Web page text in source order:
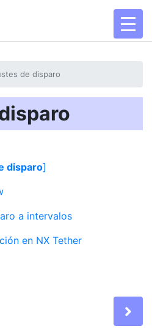
de disparo
disparo]
a intervalos
en NX Tether